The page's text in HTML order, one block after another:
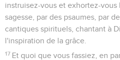
instruisez-vous et exhortez-
sagesse, par des psaumes, par
cantiques spirituels, chantant à
l'inspiration de la grâce.
17 Et quoi que vous fassiez, en